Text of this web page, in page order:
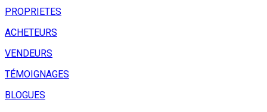
PROPRIETES
ACHETEURS
VENDEURS
TÉMOIGNAGES
BLOGUES